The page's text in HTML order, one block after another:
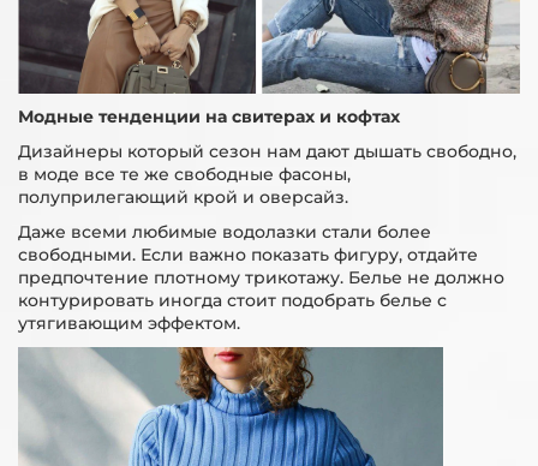
Модные тенденции на свитерах и кофтах
Дизайнеры который сезон нам дают дышать свободно,
в моде все те же свободные фасоны,
полуприлегающий крой и оверсайз.
Даже всеми любимые водолазки стали более
свободными. Если важно показать фигуру, отдайте
предпочтение плотному трикотажу. Белье не должно
контурировать иногда стоит подобрать белье с
утягивающим эффектом.